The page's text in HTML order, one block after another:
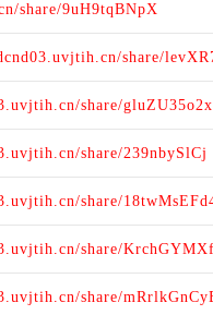
share/9uH9tqBNpX
share/
share/gluZU35o2x
share/239nbySlCj
share/
share/
share/